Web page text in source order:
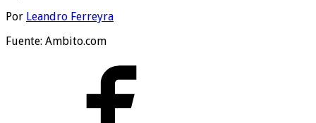
Por Leandro Ferreyra
Fuente: Ambito.com